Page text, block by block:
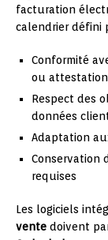
facturation
calendrier défini
Conformité
ou
Respect des
données
Adaptation
Conservation
requises
Les logiciels
vente doivent